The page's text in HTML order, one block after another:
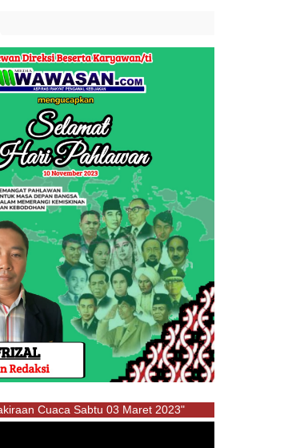
""Prakiraan Cuaca Sabtu 03 Maret 2023"